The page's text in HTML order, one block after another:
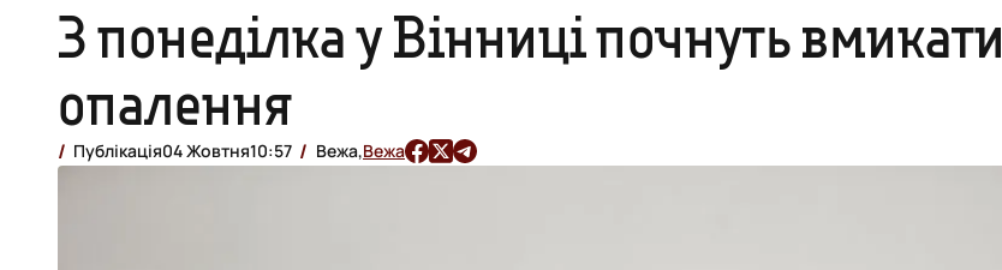
З понеділка у Вінниці почнуть вмикати
опалення
Публікація04 Жовтня10:57 Вежа,Вежа